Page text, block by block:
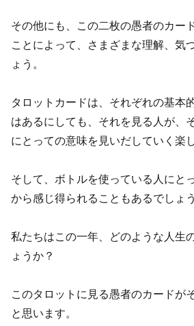
その他にも、この二枚の愚者のカー
ことによって、さまざまな理解、気
ょう。
タロットカードは、それぞれの基本
はあるにしても、それを見る人が、
にとっての意味を見いだしていく楽
そして、ボトルを使っている人にと
から感じ得られることもあるでしょう
私たちはこの一年、どのような人生
ょうか？
このタロットに見る愚者のカードが
と思います。